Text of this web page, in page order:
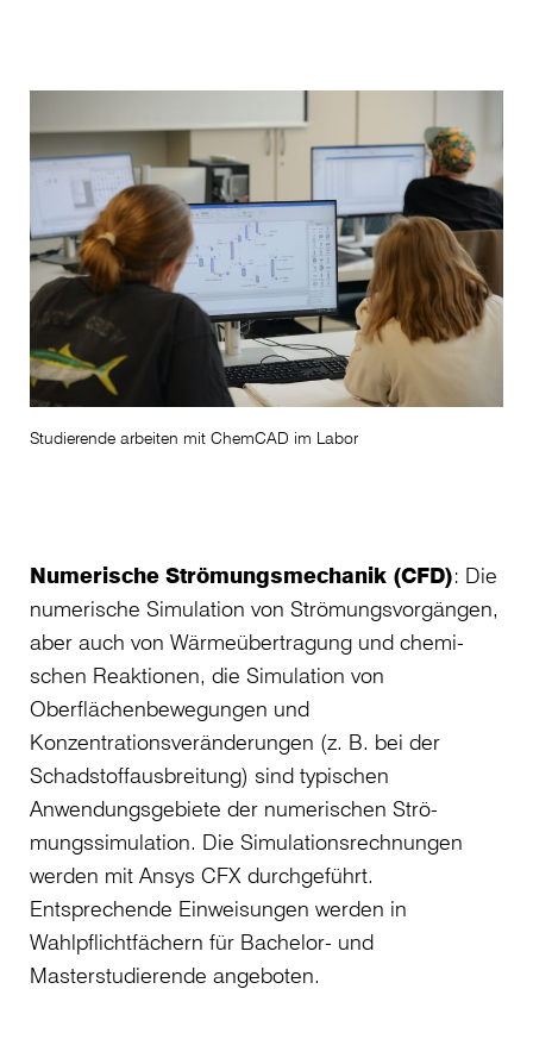
Studierende arbeiten mit ChemCAD im Labor
Numerische Strömungsmechanik (CFD): Die
numerische Simulation von Strömungsvorgängen,
aber auch von Wärmeübertragung und chemi­
schen Reaktionen, die Simulation von
Oberflächenbewegungen und
Konzentrationsveränderungen (z. B. bei der
Schadstoffausbreitung) sind typischen
Anwendungsgebiete der numerischen Strö­
mungssimulation. Die Simulationsrechnungen
werden mit Ansys CFX durchgeführt.
Entsprechende Einweisungen werden in
Wahlpflichtfächern für Bachelor- und
Masterstudierende angeboten.